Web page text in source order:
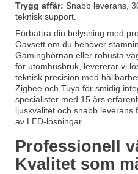
Trygg affär: Snabb leverans,
teknisk support.
Förbättra din belysning med
Oavsett om du behöver
Gaminghörnan eller robusta
för utomhusbruk, levererar vi
teknisk precision med
Zigbee och Tuya för smidig
specialister med 15 års
ljuskvalitet och snabb
av LED-lösningar.
Professionell
Kvalitet som